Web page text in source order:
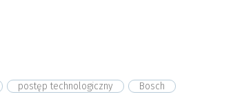
postęp technologiczny Bosch